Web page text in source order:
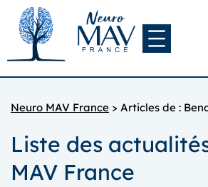
Aller
contenu
Neuro MAV France > Articles de :
Liste des
MAV France